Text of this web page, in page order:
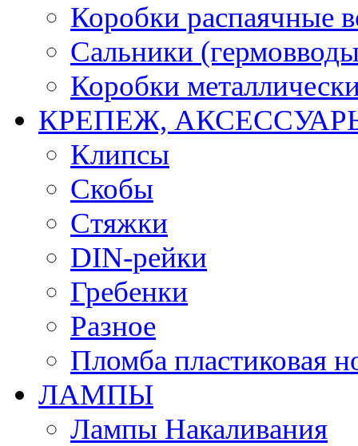
Коробки распаячные
Сальники
Коробки
КРЕПЕЖ,
Клипсы
Скобы
Стяжки
DIN-рейки
Гребенки
Разное
Пломба пластиковая
ЛАМПЫ
Лампы Накаливания